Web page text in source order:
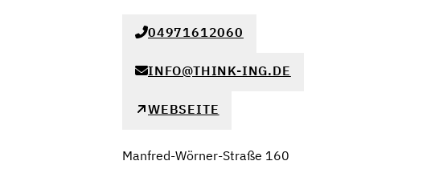
04971612060
INFO@THINK-ING.DE
WEBSEITE
Manfred-Wörner-Straße 160